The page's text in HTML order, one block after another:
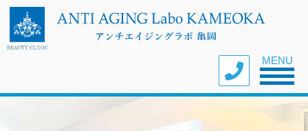
Toggle
MENU